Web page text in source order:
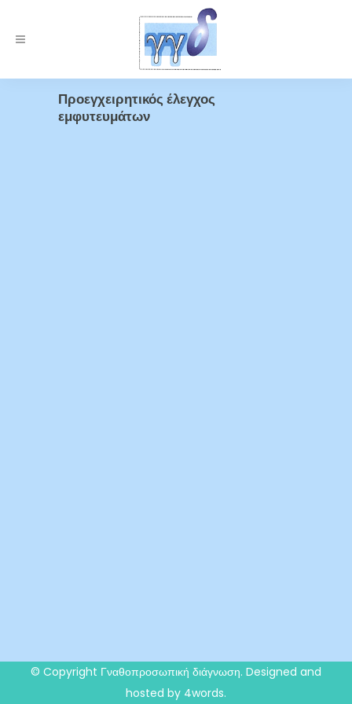
Προεγχειρητικός έλεγχος
εμφυτευμάτων
© Copyright Γναθοπροσωπική διάγνωση. Designed and
hosted by 4words.